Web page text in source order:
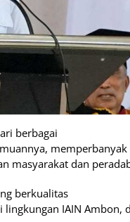
berbagai
masyarakat dan
berkualitas
IAIN Ambon,